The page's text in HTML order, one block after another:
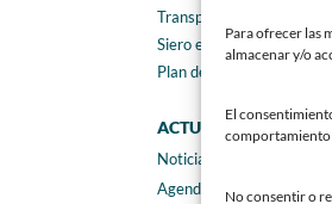
Para ofrecer las
almacenar y/o
El
comportamiento
No consentir o
Transparencia
Siero en Cifras
Plan de igualdad
ACTUALIDAD
Noticias
Agenda